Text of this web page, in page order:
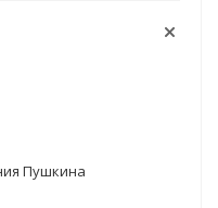
Пушкина